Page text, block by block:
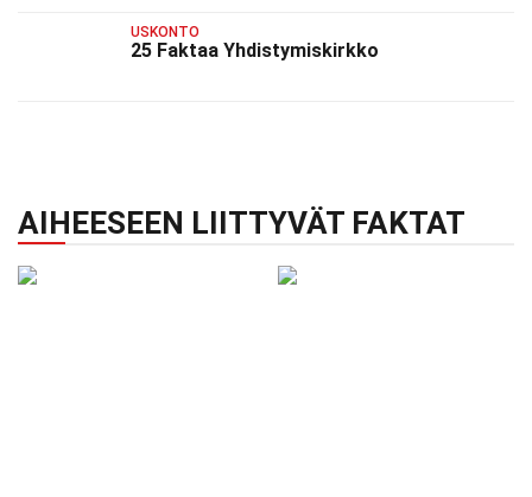
USKONTO
25 Faktaa Yhdistymiskirkko
AIHEESEEN LIITTYVÄT FAKTAT